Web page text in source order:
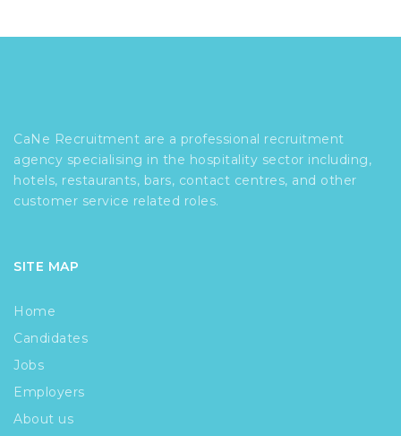
CaNe Recruitment are a professional recruitment
agency specialising in the hospitality sector including,
hotels, restaurants, bars, contact centres, and other
customer service related roles.
SITE MAP
Home
Candidates
Jobs
Employers
About us